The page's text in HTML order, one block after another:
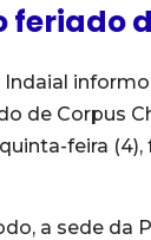
feriado
Indaial
de Corpus
feira
a sede da